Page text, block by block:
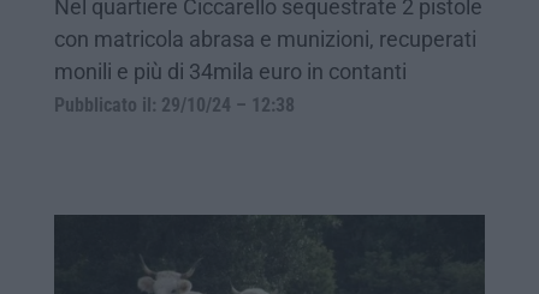
Nel quartiere Ciccarello sequestrate 2 pistole
con matricola abrasa e munizioni, recuperati
monili e più di 34mila euro in contanti
Pubblicato il: 29/10/24 – 12:38